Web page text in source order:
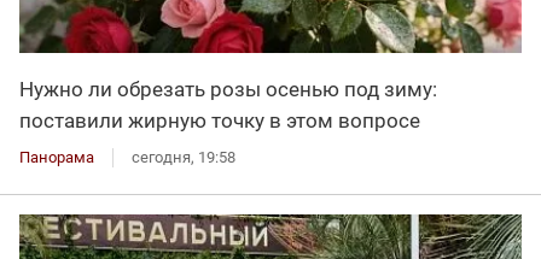
Нужно ли обрезать розы осенью под зиму:
поставили жирную точку в этом вопросе
Панорама сегодня, 19:58